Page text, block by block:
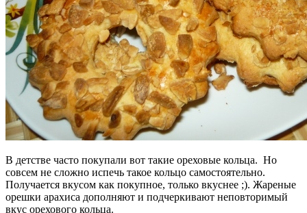
В детстве часто покупали вот такие ореховые кольца. Но
совсем не сложно испечь такое кольцо самостоятельно.
Получается вкусом как покупное, только вкуснее ;). Жареные
орешки арахиса дополняют и подчеркивают неповторимый
вкус орехового кольца.